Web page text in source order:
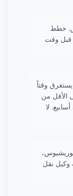
خطط
قبل وقت
وقتاً
30 يوماً على الأقل من
التطعيم، وتستغرق نتائج المختبر 2-3 أسابيع. لا
وكيل نقل